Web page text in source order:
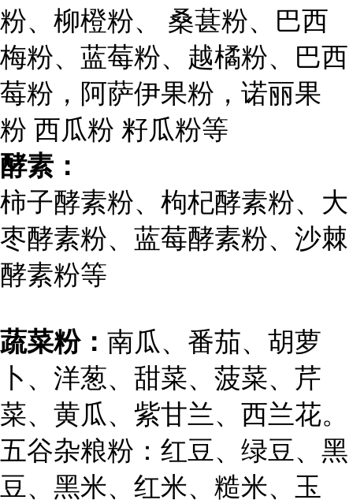
粉、柳橙粉、
桑葚粉、巴西
梅粉、蓝莓粉、越橘粉、巴西
莓粉，阿萨伊果粉，诺丽果
粉 西瓜粉 籽瓜粉等
酵素：
柿子酵素粉、枸杞酵素粉、大
枣酵素粉、蓝莓酵素粉、沙棘
酵素粉等
蔬菜粉： 南瓜、番茄、胡萝
卜、洋葱、甜菜、菠菜、芹
菜、黄瓜、紫甘兰、西兰花。
五谷杂粮粉：红豆、绿豆、黑
豆、黑米、红米、糙米、玉